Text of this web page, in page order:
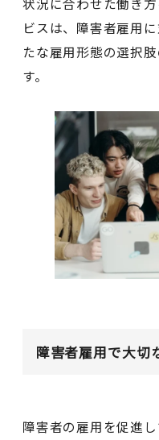
ビスは、障害者雇用
たな雇用形態の選択
す。
障害者雇用で大切
障害者の雇用を促進